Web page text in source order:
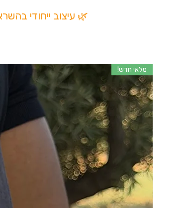
🌿 עיצוב ייחודי
מלאי חדש!